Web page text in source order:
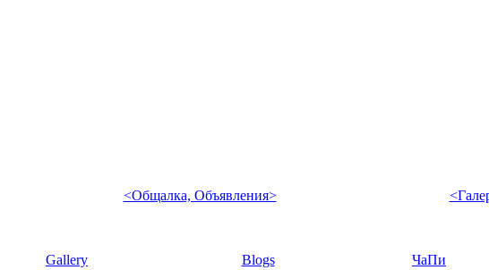
<Общалка, Объявления>
Gallery Blogs ЧаПи